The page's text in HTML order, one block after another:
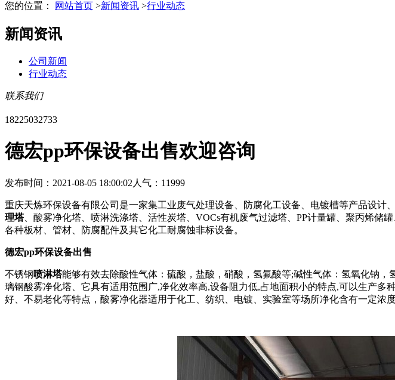
您的位置： 网站首页 >新闻资讯 >行业动态
新闻资讯
公司新闻
行业动态
联系我们
18225032733
德宏pp环保设备出售欢迎咨询
发布时间：2021-08-05 18:00:02 人气：11999
重庆天炼环保设备有限公司是一家集工业废气处理设备、防腐化工设备、电镀槽等产品设
理塔、酸雾净化塔、喷淋洗涤塔、活性炭塔、VOCs有机废气过滤塔、PP计量罐、聚丙烯储
各种板材、管材、防腐配件及其它化工耐腐蚀非标设备。
德宏pp环保设备出售
不锈钢喷淋塔能够有效去除酸性气体：硫酸，盐酸，硝酸，氢氟酸等;碱性气体：氢氧化钠
璃钢酸雾净化塔、它具有适用范围广,净化效率高,设备阻力低,占地面积小的特点,可以生产
好、不易老化等特点，酸雾净化器适用于化工、纺织、电镀、实验室等场所净化含有一定浓